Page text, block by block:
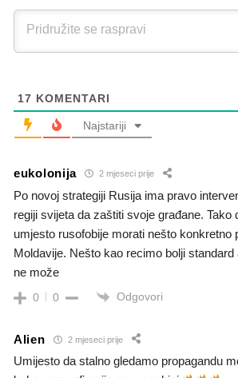
17 KOMENTARI
Najstariji
eukolonija 2 mjeseci prije
Po novoj strategiji Rusija ima pravo
regiji svijeta da zaštiti svoje građane. Tako
umjesto rusofobije morati nešto konkretno
Moldavije. Nešto kao recimo bolji standard
ne može
0 0 Odgovori
Alien 2 mjeseci prije
Umijesto da stalno gledamo propagandu